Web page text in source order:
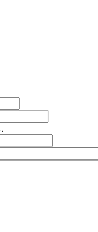
محتويات هذا الحقل سرية ولن تظهر للآخرين.